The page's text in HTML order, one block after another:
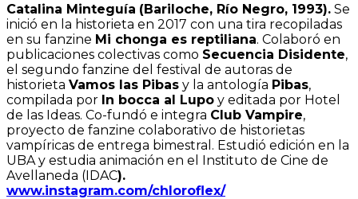
Catalina Minteguía (Bariloche, Río Negro, 1993). Se
inició en la historieta en 2017 con una tira recopiladas
en su fanzine Mi chonga es reptiliana. Colaboró en
publicaciones colectivas como Secuencia Disidente,
el segundo fanzine del festival de autoras de
historieta Vamos las Pibas y la antología Pibas,
compilada por In bocca al Lupo y editada por Hotel
de las Ideas. Co-fundó e integra Club Vampire,
proyecto de fanzine colaborativo de historietas
vampíricas de entrega bimestral. Estudió edición en la
UBA y estudia animación en el Instituto de Cine de
Avellaneda (IDAC).
www.instagram.com/chloroflex/